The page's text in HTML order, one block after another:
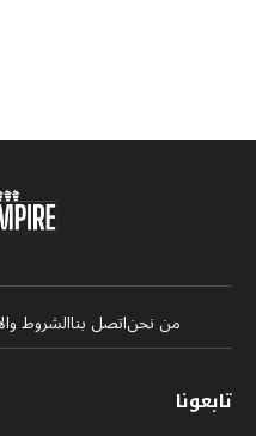
من نحناتصل بناالشروط
تابعونا